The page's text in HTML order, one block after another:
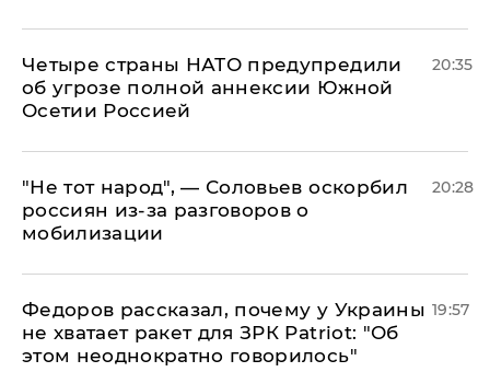
Четыре страны НАТО предупредили
об угрозе полной аннексии Южной
Осетии Россией
20:35
​"Не тот народ", — Соловьев оскорбил
россиян из-за разговоров о
мобилизации
20:28
Федоров рассказал, почему у Украины
не хватает ракет для ЗРК Patriot: "Об
этом неоднократно говорилось"
19:57